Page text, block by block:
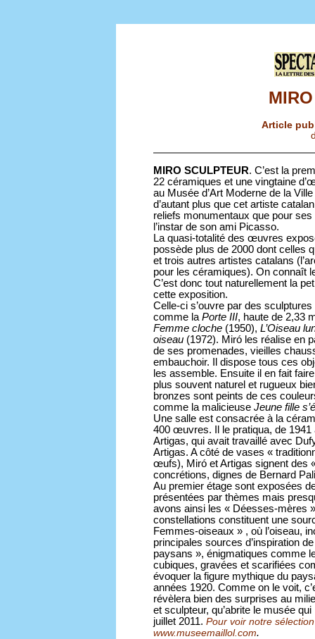
Article
MIRO SCULPTEUR. C’est la
22 céramiques et une vingtaine
au Musée d’Art Moderne de la
d’autant plus que cet artiste
reliefs monumentaux que pour ses
l’instar de son ami Picasso.
La quasi-totalité des œuvres
possède plus de 2000 dont celles
et trois autres artistes catalans
pour les céramiques). On connaît
C’est donc tout naturellement la
cette exposition.
Celle-ci s’ouvre par des
comme la Porte III, haute de 2,33
Femme cloche (1950), L’Oiseau
oiseau (1972). Miró les réalise en
de ses promenades, vieilles
embauchoir. Il dispose tous ces
les assemble. Ensuite il en fait
plus souvent naturel et rugueux
bronzes sont peints de ces
comme la malicieuse Jeune fille
Une salle est consacrée à la
400 œuvres. Il le pratiqua, de 1941
Artigas, qui avait travaillé avec
Artigas. A côté de vases «
œufs), Miró et Artigas signent des
concrétions, dignes de Bernard
Au premier étage sont exposées
présentées par thèmes mais
avons ainsi les « Déesses-mères
constellations constituent une
Femmes-oiseaux » , où l’oiseau,
principales sources d’inspiration
paysans », énigmatiques comme
cubiques, gravées et scarifiées
évoquer la figure mythique du
années 1920. Comme on le voit,
révèlera bien des surprises au
et sculpteur, qu’abrite le musée
juillet 2011. Pour voir notre
www.museemaillol.com.